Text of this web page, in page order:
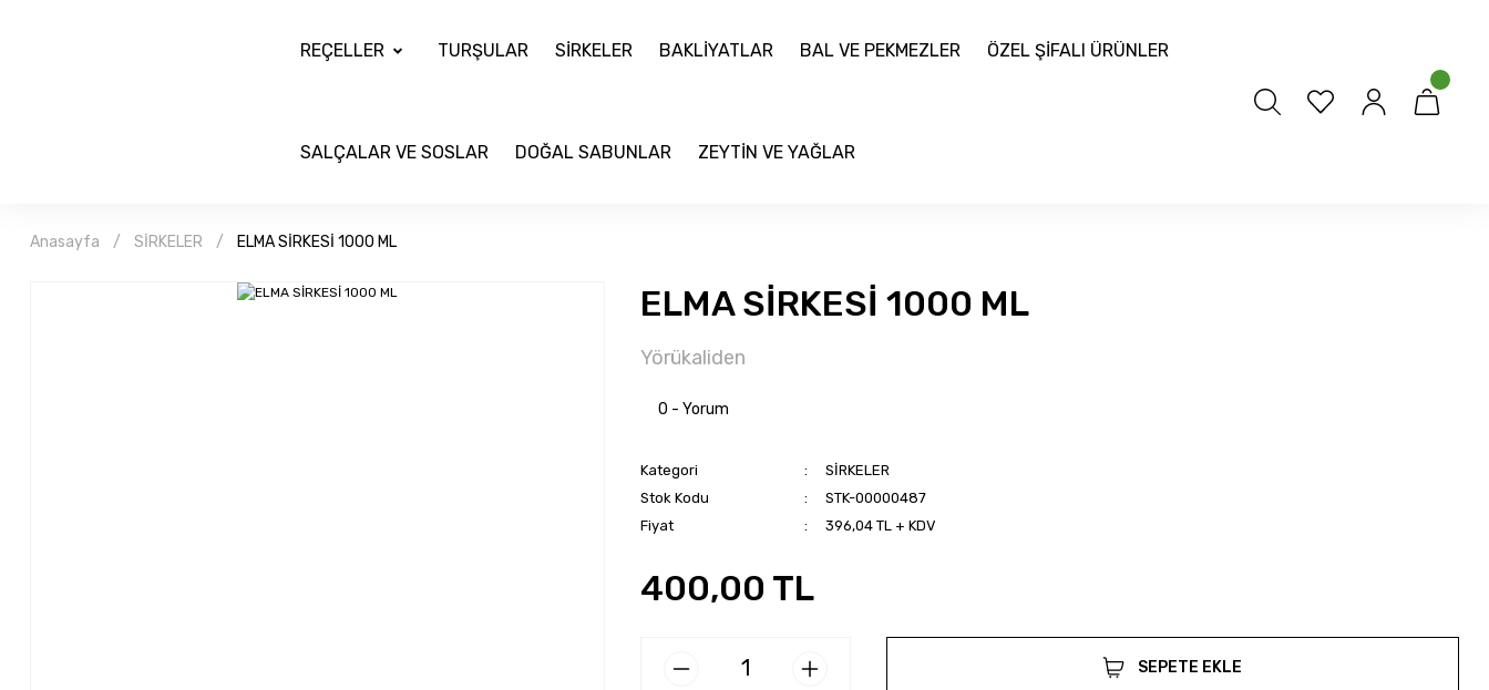
REÇELLER TURŞULAR SİRKELER BAKLİYATLAR BAL VE PEKMEZLER ÖZEL ŞİFALI ÜRÜNLER
SALÇALAR VE SOSLAR DOĞAL SABUNLAR ZEYTİN VE YAĞLAR
Anasayfa SİRKELER ELMA SİRKESİ 1000 ML
ELMA SİRKESİ 1000 ML
Yörükaliden
0 - Yorum
Kategori
SİRKELER
Stok Kodu
STK-00000487
Fiyat
396,04 TL + KDV
400,00 TL
SEPETE EKLE